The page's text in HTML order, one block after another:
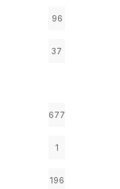
96
37
677
1
196